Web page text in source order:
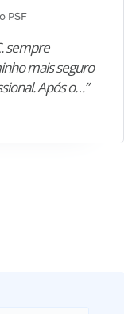
PSF
sempre
mais seguro
Após o…”